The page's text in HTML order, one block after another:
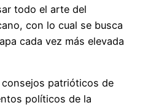
todo el arte del
con lo cual se busca
cada vez más elevada
patrióticos de
políticos de la